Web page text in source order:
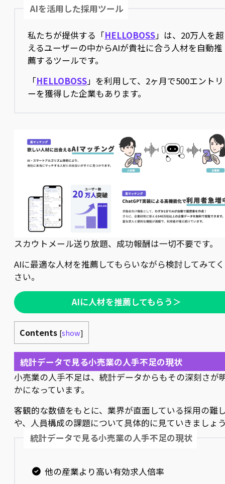
AIを活用した採用ツール
私たちが提供する「HELLOBOSS」は、20万人を超
えるユーザーの中からAIが貴社に合う人材を自動推
薦するツールです。
「HELLOBOSS」を利用して、2ヶ月で500エントリ
ーを獲得した企業もあります。
スカウトメール送り放題、成功報酬は一切不要です。
AIに最適な人材を推薦してもらいながら検討してみて
さい。
AIに人材を推薦してもらう＞
Contents [show]
統計データで見る小売業の人手不足の現状
小売業の人手不足は、統計データからもその深刻さが
かになっています。
客観的な数値をもとに、業界が直面している採用の難
や、人員構成の課題について具体的に見ていきましょ
統計データで見る小売業の人手不足の現状
他の産業より高い有効求人倍率